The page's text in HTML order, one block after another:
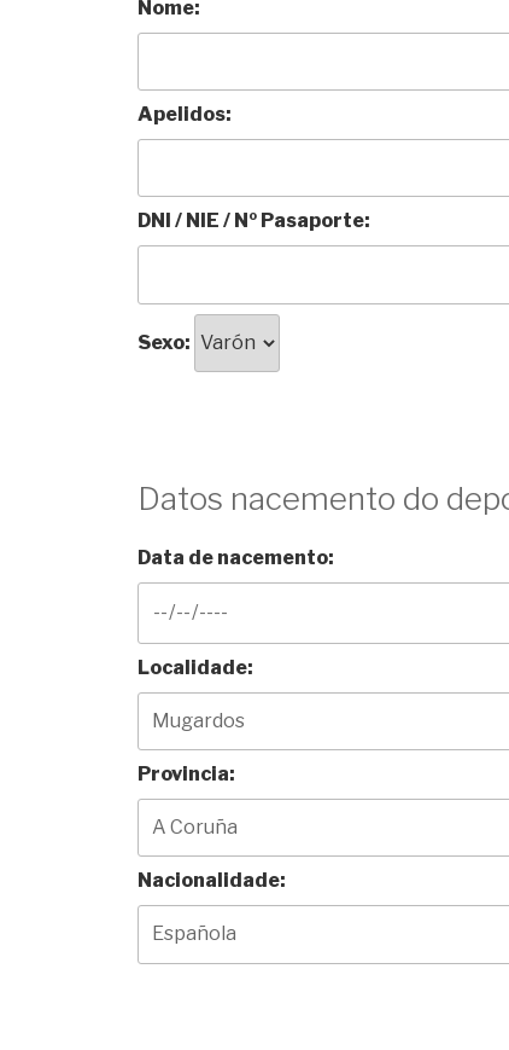
Nome:
Apelidos:
DNI / NIE / Nº Pasaporte:
Sexo:
Datos nacemento do
Data de nacemento:
Localidade:
Provincia:
Nacionalidade: